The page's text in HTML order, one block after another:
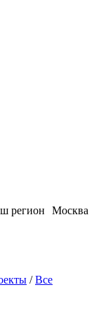
Москва
регион
/Все